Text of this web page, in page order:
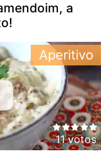
a
11 votos
Aperitivo